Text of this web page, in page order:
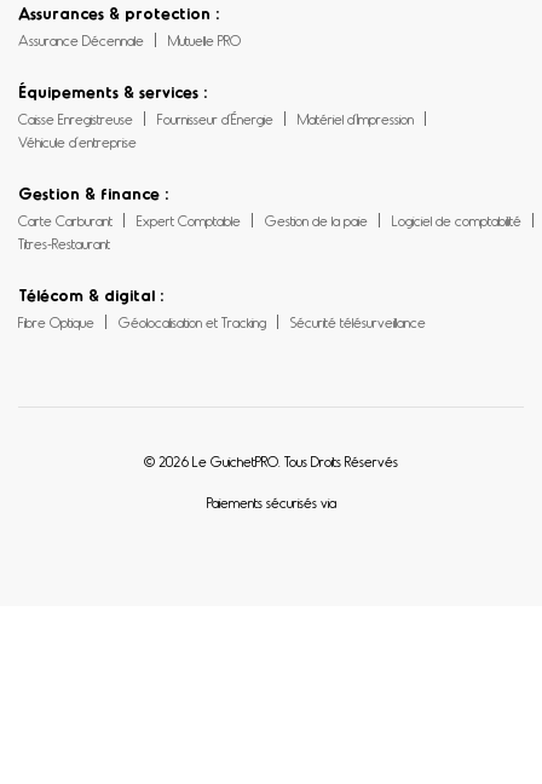
Assurances & protection :
Assurance Décennale Mutuelle PRO
Équipements & services :
Caisse Enregistreuse Fournisseur d’Énergie
Matériel d’Impression
Véhicule d’entreprise
Gestion & finance :
Carte Carburant Expert Comptable Gestion de la paie
Logiciel de comptabilité
Titres-Restaurant
Télécom & digital :
Fibre Optique Géolocalisation et Tracking Sécurité télésurveillance
© 2026 Le GuichetPRO. Tous Droits Réservés
Paiements sécurisés via